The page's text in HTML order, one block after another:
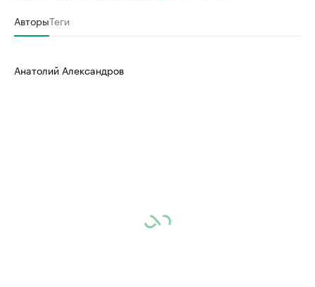
АвторыТеги
Анатолий Александров